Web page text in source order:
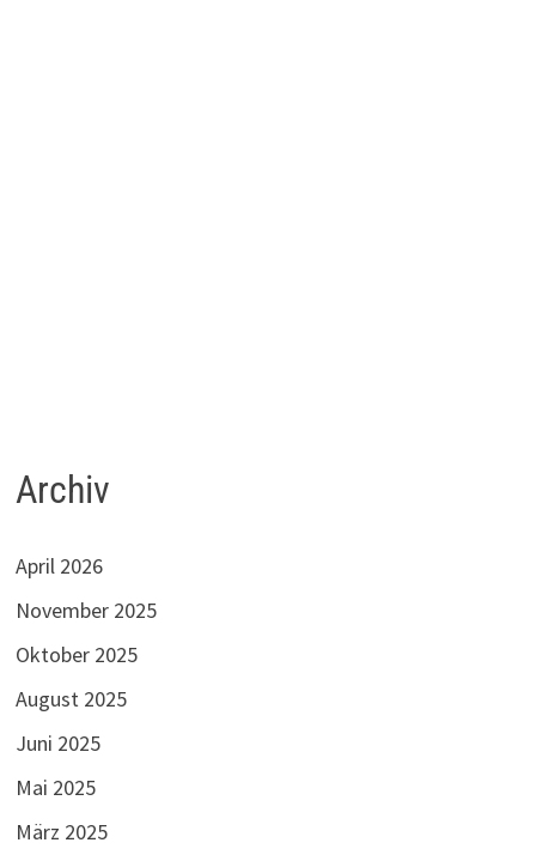
Archiv
April 2026
November 2025
Oktober 2025
August 2025
Juni 2025
Mai 2025
März 2025